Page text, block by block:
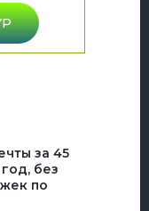
за 45
без
по